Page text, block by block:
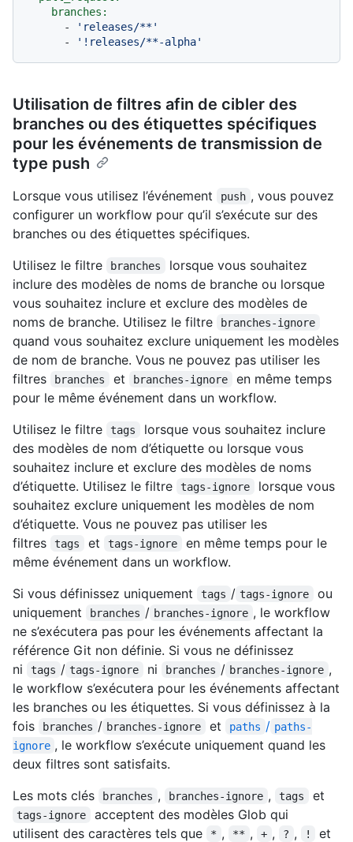
branches:
-
'releases/**'
-
'!releases/**-alpha'
Utilisation de filtres afin de cibler des
branches ou des étiquettes spécifiques
pour les événements de transmission de
type push
Lorsque vous utilisez l’événement push , vous pouvez
configurer un workflow pour qu’il s’exécute sur des
branches ou des étiquettes spécifiques.
Utilisez le filtre
branches
lorsque vous souhaitez
inclure des modèles de noms de branche ou lorsque
vous souhaitez inclure et exclure des modèles de
noms de branche. Utilisez le filtre
branches-ignore
quand vous souhaitez exclure uniquement les modèles
de nom de branche. Vous ne pouvez pas utiliser les
filtres
branches et branches-ignore
en même temps
pour le même événement dans un workflow.
Utilisez le filtre
tags
lorsque vous souhaitez inclure
des modèles de nom d’étiquette ou lorsque vous
souhaitez inclure et exclure des modèles de noms
d’étiquette. Utilisez le filtre
tags-ignore
lorsque vous
souhaitez exclure uniquement les modèles de nom
d’étiquette. Vous ne pouvez pas utiliser les
filtres
tags et tags-ignore
en même temps pour le
même événement dans un workflow.
Si vous définissez uniquement
tags / tags-ignore
ou
uniquement
branches / branches-ignore , le workflow
ne s’exécutera pas pour les événements affectant la
référence Git non définie. Si vous ne définissez
ni
tags / tags-ignore ni branches / branches-ignore ,
le workflow s’exécutera pour les événements affectant
les branches ou les étiquettes. Si vous définissez à la
fois
branches / branches-ignore et paths / paths-
ignore , le workflow s’exécute uniquement quand les
deux filtres sont satisfaits.
Les mots clés
branches , branches-ignore , tags et
tags-ignore
acceptent des modèles Glob qui
utilisent des caractères tels que
* , ** , + , ? , !
et